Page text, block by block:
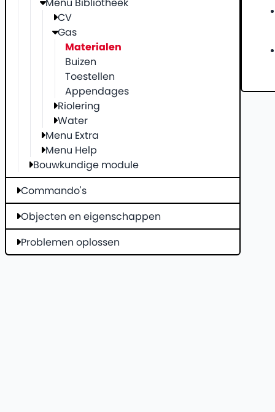
Menu Bibliotheek
CV
Gas
Materialen
Buizen
Toestellen
Appendages
Riolering
Water
Menu Extra
Menu Help
Bouwkundige module
Commando's
Objecten en eigenschappen
Problemen oplossen